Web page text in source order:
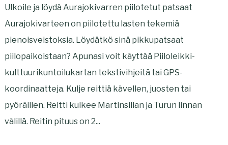
Ulkoile ja löydä Aurajokivarren piilotetut patsaat
Aurajokivarteen on piilotettu lasten tekemiä
pienoisveistoksia. Löydätkö sinä pikkupatsaat
piilopaikoistaan? Apunasi voit käyttää Piiloleikki-
kulttuurikuntoilukartan tekstivihjeitä tai GPS-
koordinaatteja. Kulje reittiä kävellen, juosten tai
pyöräillen. Reitti kulkee Martinsillan ja Turun linnan
välillä. Reitin pituus on 2...